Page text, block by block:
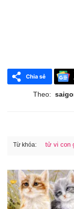
Theo:
Từ khóa: tử vi con